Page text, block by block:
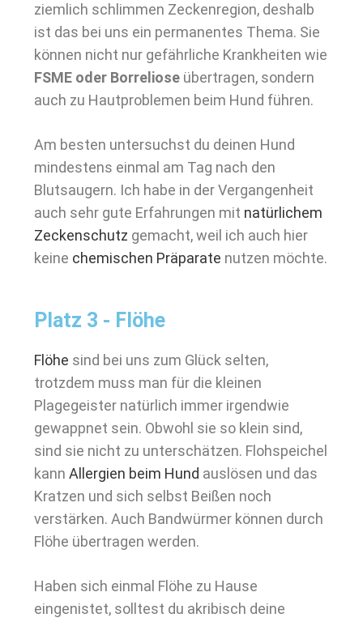
ziemlich schlimmen Zeckenregion, deshalb
ist das bei uns ein permanentes Thema. Sie
können nicht nur gefährliche Krankheiten wie
FSME oder Borreliose übertragen, sondern
auch zu Hautproblemen beim Hund führen.
Am besten untersuchst du deinen Hund
mindestens einmal am Tag nach den
Blutsaugern. Ich habe in der Vergangenheit
auch sehr gute Erfahrungen mit natürlichem
Zeckenschutz gemacht, weil ich auch hier
keine chemischen Präparate nutzen möchte.
Platz 3 - Flöhe
Flöhe sind bei uns zum Glück selten,
trotzdem muss man für die kleinen
Plagegeister natürlich immer irgendwie
gewappnet sein. Obwohl sie so klein sind,
sind sie nicht zu unterschätzen. Flohspeichel
kann Allergien beim Hund auslösen und das
Kratzen und sich selbst Beißen noch
verstärken. Auch Bandwürmer können durch
Flöhe übertragen werden.
Haben sich einmal Flöhe zu Hause
eingenistet, solltest du akribisch deine